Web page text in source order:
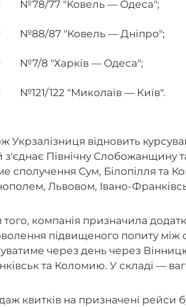
№78/77 "Ковель — Одеса";
№88/87 "Ковель — Дніпро";
№7/8 "Харків — Одеса";
№121/122 "Миколаїв — Київ".
Укрзалізниця відновить
з'єднає Північну Слобожанщину
сполучення Сум, Білопілля та
Львовом, Івано-
того, компанія призначила
підвищеного попиту
через день через
та Коломию. У складі —
квитків на призначені рейси